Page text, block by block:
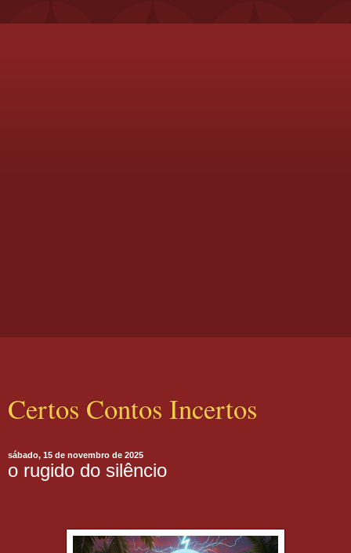
Certos Contos Incertos
sábado, 15 de novembro de 2025
o rugido do silêncio